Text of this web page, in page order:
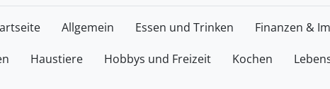
Allgemein Essen und Trinken Finanzen &
Haustiere Hobbys und Freizeit Kochen